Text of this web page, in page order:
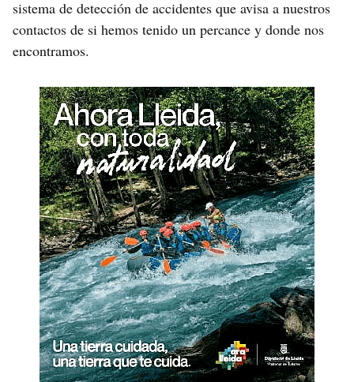
sistema de detección de accidentes que avisa a nuestros
contactos de si hemos tenido un percance y donde nos
encontramos.